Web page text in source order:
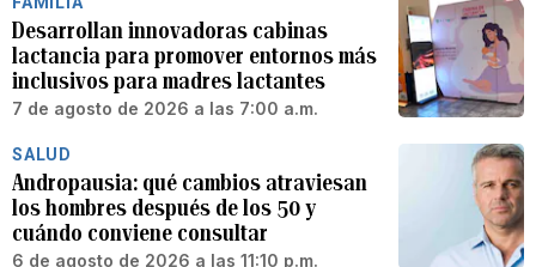
Desarrollan innovadoras cabinas
lactancia para promover entornos más
inclusivos para madres lactantes
7 de agosto de 2026 a las 7:00 a.m.
SALUD
Andropausia: qué cambios atraviesan
los hombres después de los 50 y
cuándo conviene consultar
6 de agosto de 2026 a las 11:10 p.m.